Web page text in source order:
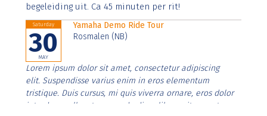
begeleiding uit. Ca 45 minuten per rit!
Saturday
30
MAY
Yamaha Demo Ride Tour
Rosmalen (NB)
Lorem ipsum dolor sit amet, consectetur adipiscing
elit. Suspendisse varius enim in eros elementum
tristique. Duis cursus, mi quis viverra ornare, eros dolor
interdum nulla, ut commodo diam libero vitae erat.